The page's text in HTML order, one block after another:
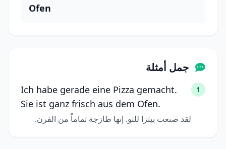
Ofen
جمل أمثلة
1
Ich habe gerade eine Pizza gemacht.
Sie ist ganz frisch aus dem Ofen.
لقد صنعت بيتزا للتو. إنها طازجة تماماً من الفرن.